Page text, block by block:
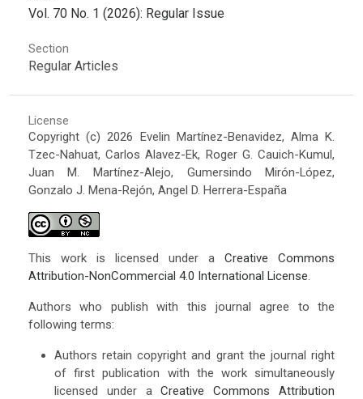
Vol. 70 No. 1 (2026): Regular Issue
Section
Regular Articles
License
Copyright (c) 2026 Evelin Martínez-Benavidez, Alma K.
Tzec-Nahuat, Carlos Alavez-Ek, Roger G. Cauich-Kumul,
Juan M. Martínez-Alejo, Gumersindo Mirón-López,
Gonzalo J. Mena-Rejón, Angel D. Herrera-España
This work is licensed under aCreative Commons
Attribution-NonCommercial 4.0 International License
Authors who publish with this journal agree to the
following terms:
Authors retain copyright and grant the journal right
of first publication with the work simultaneously
licensed under aCreative Commons Attribution